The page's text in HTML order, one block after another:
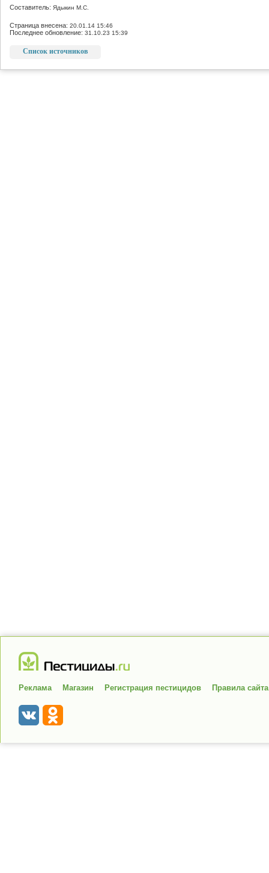
Составитель: Ядыкин М.С.
Страница внесена: 20.01.14 15:46
Последнее обновление: 31.10.23 15:39
Список источников
Реклама Магазин Регистрация пестицидов Правила сайта